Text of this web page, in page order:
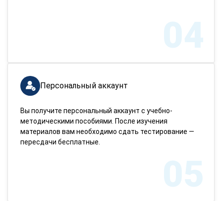
04
Персональный аккаунт
Вы получите персональный аккаунт с учебно-
методическими пособиями. После изучения
материалов вам необходимо сдать тестирование —
пересдачи бесплатные.
05